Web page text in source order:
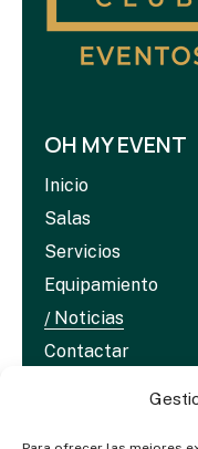
OH MY EVENT
Inicio
Salas
Servicios
Equipamiento
Noticias
Contactar